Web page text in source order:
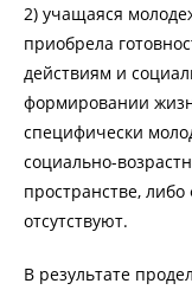
2) учащаяся
приобрела
действиям и
формировании
специфически
социально-
пространстве,
отсутствуют.
В результате